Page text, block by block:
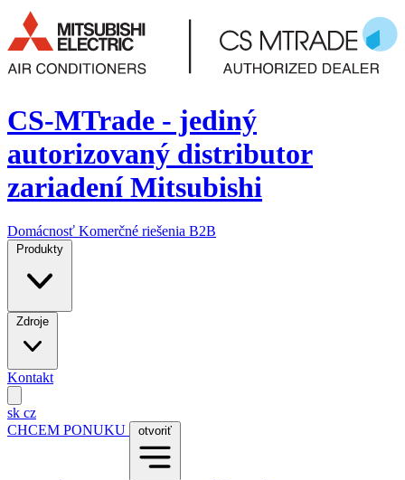
CS-MTrade - jediný
autorizovaný distributor
zariadení Mitsubishi
Domácnosť Komerčné riešenia B2B
Produkty
Zdroje
Kontakt
sk cz
CHCEM PONUKU
otvoriť